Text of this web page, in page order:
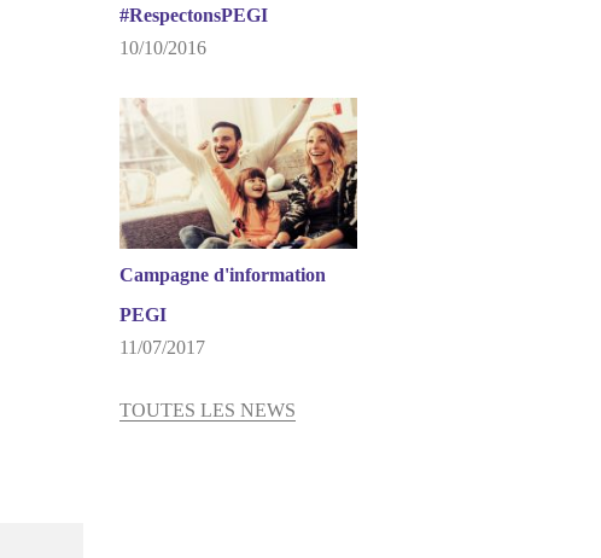
#RespectonsPEGI
10/10/2016
Campagne d'information
PEGI
11/07/2017
TOUTES LES NEWS